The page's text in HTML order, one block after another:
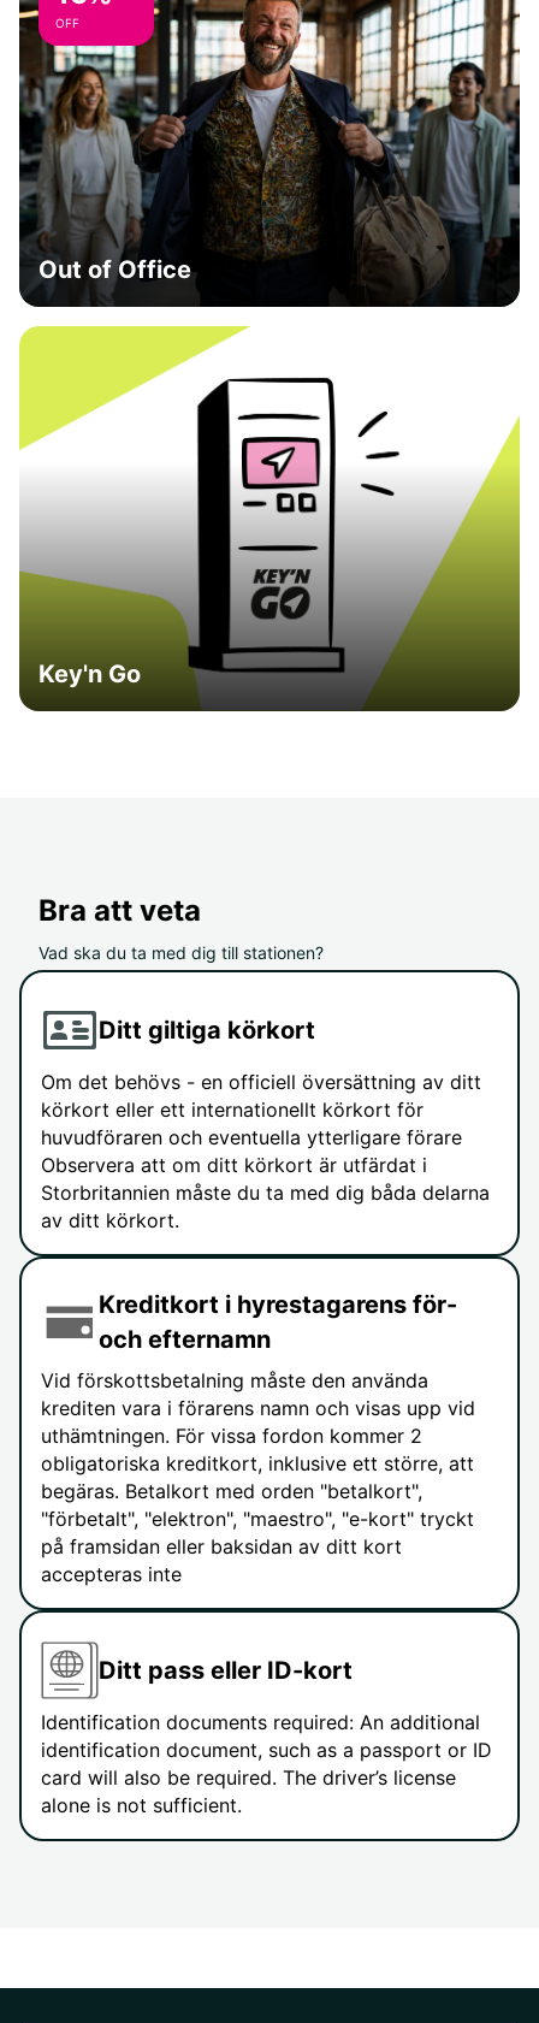
OFF
Out of Office
Key'n Go
Bra att veta
Vad ska du ta med dig till stationen?
Ditt giltiga körkort
Om det behövs - en officiell översättning av ditt
körkort eller ett internationellt körkort för
huvudföraren och eventuella ytterligare förare
Observera att om ditt körkort är utfärdat i
Storbritannien måste du ta med dig båda delarna
av ditt körkort.
Kreditkort i hyrestagarens för-
och efternamn
Vid förskottsbetalning måste den använda
krediten vara i förarens namn och visas upp vid
uthämtningen. För vissa fordon kommer 2
obligatoriska kreditkort, inklusive ett större, att
begäras. Betalkort med orden "betalkort",
"förbetalt", "elektron", "maestro", "e-kort" tryckt
på framsidan eller baksidan av ditt kort
accepteras inte
Ditt pass eller ID-kort
Identification documents required: An additional
identification document, such as a passport or ID
card will also be required. The driver’s license
alone is not sufficient.